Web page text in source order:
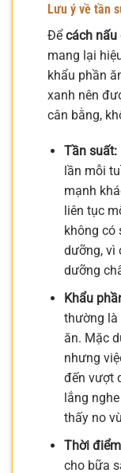
Lưu ý về tần
Đểcách nấu
mang lại
khẩu phần
xanh nên
cân bằng,
Tần suất:
lần mỗi
mạnh
liên tục
không có
dưỡng, vì
dưỡng
Khẩu
thường là
ăn. Mặc
nhưng
đến vượt
lắng
thấy no
Thời
cho bữa